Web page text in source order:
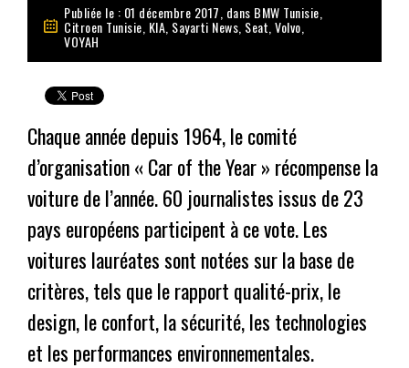
Publiée le : 01 décembre 2017, dans BMW Tunisie
Citroen Tunisie KIA Sayarti News Seat Volvo
VOYAH
Chaque année depuis 1964, le comité
d’organisation « Car of the Year » récompense la
voiture de l’année. 60 journalistes issus de 23
pays européens participent à ce vote. Les
voitures lauréates sont notées sur la base de
critères, tels que le rapport qualité-prix, le
design, le confort, la sécurité, les technologies
et les performances environnementales.